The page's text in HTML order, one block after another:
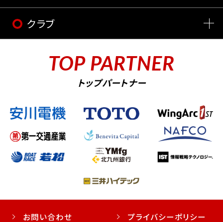
クラブ
TOP PARTNER
トップパートナー
お問い合わせ プライバシーポリシー